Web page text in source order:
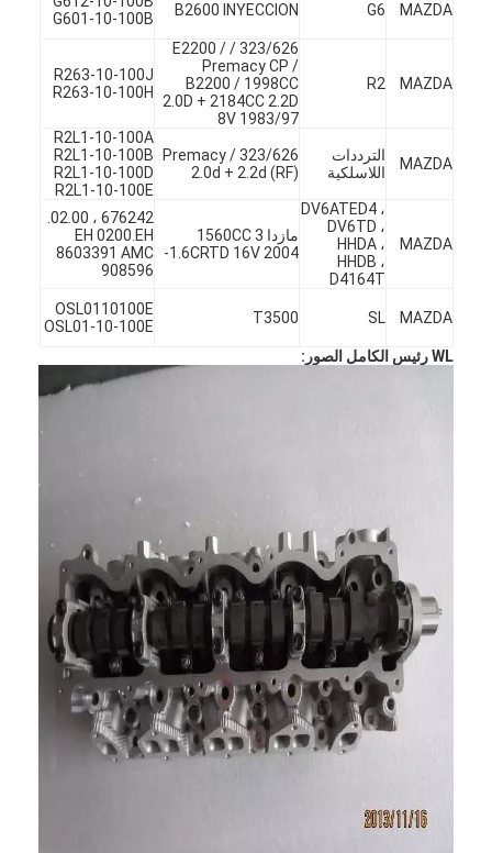
حولنا
اتصل بنا
الدردشة الآن
محرك أسطوانة قالب
كامل الاسطوانة
المحرك توصيل رود
محرك الروك ذراع
سيارة صمامات المحرك
إصلاح رئيس اسطوانة
العمود المرفقي بكرة
MAZDA
G6
B2600 INYECCION
G601-10-100B
MAZDA
R2
323/626 / E2200 /
Premacy CP /
B2200 / 1998CC
2.0D + 2184CC 2.2D
8V 1983/97
R263-10-100J
R263-10-100H
MAZDA
الترددات
اللاسلكية
323/626 / Premacy
2.0d + 2.2d (RF)
R2L1-10-100A
R2L1-10-100B
R2L1-10-100D
R2L1-10-100E
MAZDA
DV6ATED4 ،
DV6TD ،
HHDA ،
HHDB ،
D4164T
مازدا 3 1560CC
1.6CRTD 16V 2004-
EH 0200.EH
8603391 AMC
908596
MAZDA
SL
T3500
OSL0110100E
OSL01-10-100E
WL رئيس الكامل الصور: